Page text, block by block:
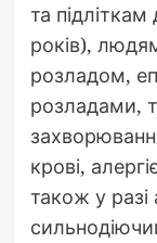
та
років),
розладом,
розладами,
крові,
також у